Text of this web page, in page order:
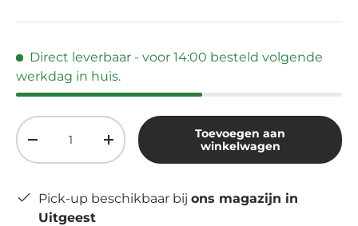
Direct leverbaar - voor 14:00 besteld volgende
werkdag in huis.
Aantal
Verlaag de hoeveelheidVerhoog de hoeveelheid
Toevoegen aan
winkelwagen
Pick-up beschikbaar bij ons magazijn in
Uitgeest